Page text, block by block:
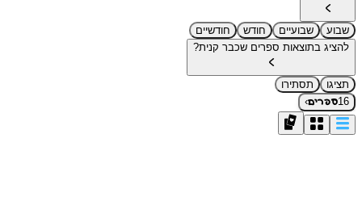
שבוע שבועיים חודש
חודשיים
להציג בתוצאות ספרים שכבר קנית?
תציגו
תסתירו
16ספרים›